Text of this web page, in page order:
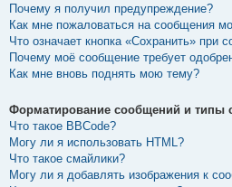
Почему я получил предупреждение?
Как мне пожаловаться на сообщения
Что означает кнопка «Сохранить» при
Почему моё сообщение требует
Как мне вновь поднять мою тему?
Форматирование сообщений и типы
Что такое BBCode?
Могу ли я использовать HTML?
Что такое смайлики?
Могу ли я добавлять изображения к